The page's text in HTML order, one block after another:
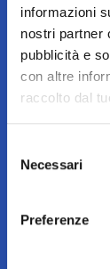
informazioni
nostri partner
pubblicità e
con altre
raccolto dal
delNecessari
Preferenze
Contatti
Iscriviti
Tieniti sempre
aggiornamenti